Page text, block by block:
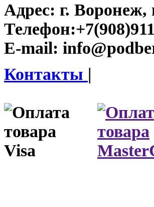
Адрес: г. Воронеж,
Телефон:
E-mail:
Контакты |